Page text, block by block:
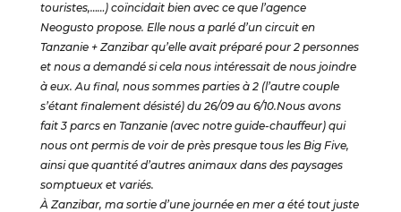
touristes,……) coïncidait bien avec ce que l’agence
Neogusto propose. Elle nous a parlé d’un circuit en
Tanzanie + Zanzibar qu’elle avait préparé pour 2 personnes
et nous a demandé si cela nous intéressait de nous joindre
à eux. Au final, nous sommes parties à 2 (l’autre couple
s’étant finalement désisté) du 26/09 au 6/10.Nous avons
fait 3 parcs en Tanzanie (avec notre guide-chauffeur) qui
nous ont permis de voir de près presque tous les Big Five,
ainsi que quantité d’autres animaux dans des paysages
somptueux et variés.
À Zanzibar, ma sortie d’une journée en mer a été tout juste